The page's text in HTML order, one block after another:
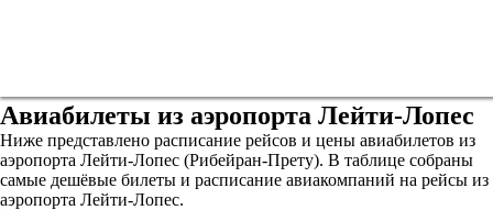
Авиабилеты из аэропорта Лейти-Лопес
Ниже представлено расписание рейсов и цены авиабилетов из
аэропорта Лейти-Лопес (Рибейран-Прету). В таблице собраны
самые дешёвые билеты и расписание авиакомпаний на рейсы из
аэропорта Лейти-Лопес.